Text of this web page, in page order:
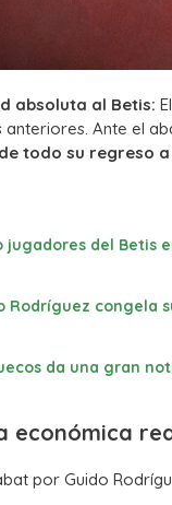
absoluta al Betis:
anteriores. Ante el
todo su regreso a
jugadores del Betis
Rodríguez congela
da una gran
económica
por Guido